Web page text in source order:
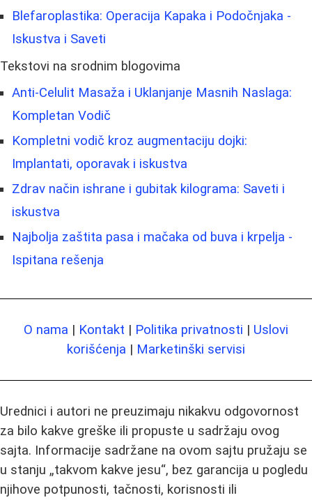
Blefaroplastika: Operacija Kapaka i Podočnjaka -
Iskustva i Saveti
Tekstovi na srodnim blogovima
Anti-Celulit Masaža i Uklanjanje Masnih Naslaga:
Kompletan Vodič
Kompletni vodič kroz augmentaciju dojki:
Implantati, oporavak i iskustva
Zdrav način ishrane i gubitak kilograma: Saveti i
iskustva
Najbolja zaštita pasa i mačaka od buva i krpelja -
Ispitana rešenja
O nama | Kontakt | Politika privatnosti | Uslovi
korišćenja | Marketinški servisi
Urednici i autori ne preuzimaju nikakvu odgovornost
za bilo kakve greške ili propuste u sadržaju ovog
sajta. Informacije sadržane na ovom sajtu pružaju se
u stanju „takvom kakve jesu“, bez garancija u pogledu
njihove potpunosti, tačnosti, korisnosti ili